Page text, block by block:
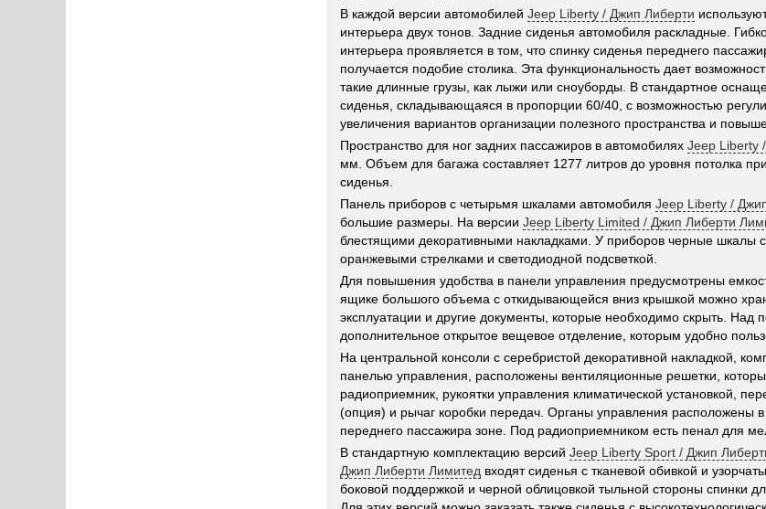
В каждой версии автомобилей Jeep Liberty / Джип Либерти
интерьера двух тонов. Задние сиденья автомобиля раскладные.
интерьера проявляется в том, что спинку сиденья переднего
получается подобие столика. Эта функциональность дает
такие длинные грузы, как лыжи или сноуборды. В стандартное
сиденья, складывающаяся в пропорции 60/40, с возможностью
увеличения вариантов организации полезного пространства и
Пространство для ног задних пассажиров в автомобилях Jeep Liberty
мм. Объем для багажа составляет 1277 литров до уровня потолка
сиденья.
Панель приборов с четырьмя шкалами автомобиля Jeep Liberty /
большие размеры. На версии Jeep Liberty Limited / Джип Либерти
блестящими декоративными накладками. У приборов черные шкалы
оранжевыми стрелками и светодиодной подсветкой.
Для повышения удобства в панели управления предусмотрены
ящике большого объема с откидывающейся вниз крышкой можно
эксплуатации и другие документы, которые необходимо скрыть. Над
дополнительное открытое вещевое отделение, которым удобно
На центральной консоли с серебристой декоративной накладкой,
панелью управления, расположены вентиляционные решетки,
радиоприемник, рукоятки управления климатической установкой,
(опция) и рычаг коробки передач. Органы управления расположены
переднего пассажира зоне. Под радиоприемником есть пенал для
В стандартную комплектацию версий Jeep Liberty Sport / Джип
Джип Либерти Лимитед входят сиденья с тканевой обивкой и
боковой поддержкой и черной облицовкой тыльной стороны спинки